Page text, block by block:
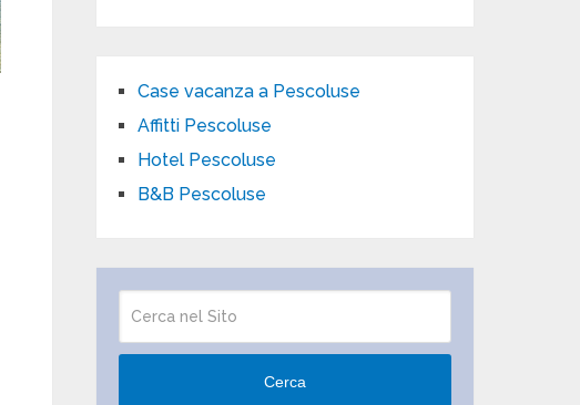
Case vacanza a Pescoluse
Affitti Pescoluse
Hotel Pescoluse
B&B Pescoluse
Cerca